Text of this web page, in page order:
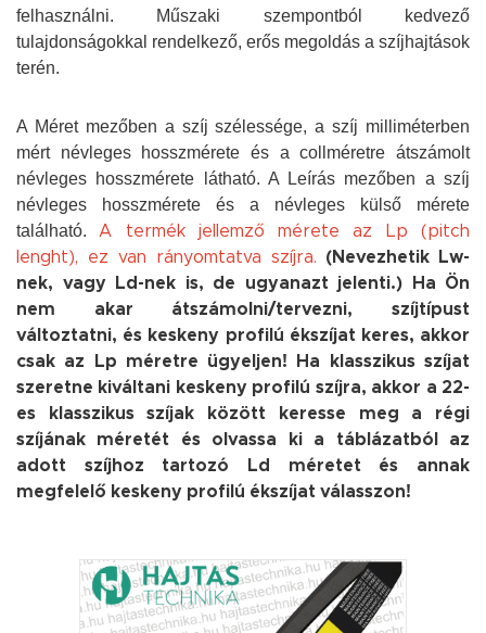
felhasználni. Műszaki szempontból kedvező
tulajdonságokkal rendelkező, erős megoldás a szíjhajtások
terén.
A Méret mezőben a szíj szélessége, a szíj milliméterben
mért névleges hosszmérete és a collméretre átszámolt
névleges hosszmérete látható. A Leírás mezőben a szíj
névleges hosszmérete és a névleges külső mérete
található. A termék jellemző mérete az Lp (pitch
lenght), ez van rányomtatva szíjra. (Nevezhetik Lw-
nek, vagy Ld-nek is, de ugyanazt jelenti.) Ha Ön
nem akar átszámolni/tervezni, szíjtípust
változtatni, és keskeny profilú ékszíjat keres, akkor
csak az Lp méretre ügyeljen! Ha klasszikus szíjat
szeretne kiváltani keskeny profilú szíjra, akkor a 22-
es klasszikus szíjak között keresse meg a régi
szíjának méretét és olvassa ki a táblázatból az
adott szíjhoz tartozó Ld méretet és annak
megfelelő keskeny profilú ékszíjat válasszon!